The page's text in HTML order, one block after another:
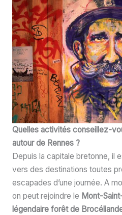
Quelles activités conseillez-
autour de Rennes ?
Depuis la capitale bretonne, il
vers des destinations toutes
escapades d’une journée. A
on peut rejoindre le Mont-
légendaire forêt de